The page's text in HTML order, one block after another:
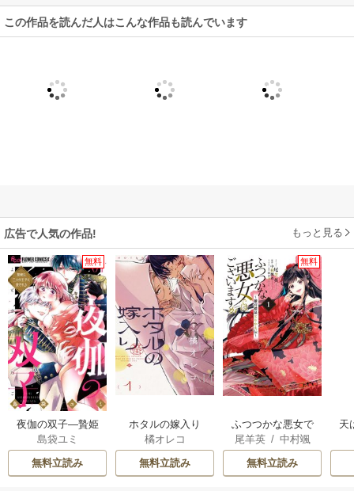
この作品を読んだ人はこんな作品も読んでいます
広告で人気の作品! もっと見る
無料
夜伽の双子―贄姫
は二人の王子に愛
される―
島袋ユミ
無料立読み
ホタルの嫁入り
橘オレコ
無料立読み
無料
ふつつかな悪女で
はございますが ～
雛宮蝶鼠とりかえ
伝～
尾羊英/ 中村颯
希/ゆき哉
無料立読み
天